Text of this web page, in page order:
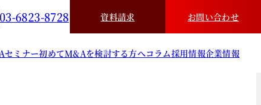
03-6823-8728 資料請求 お問い合わせ
セミナー初めてM&Aを検討する方へコラム採用情報企業情報